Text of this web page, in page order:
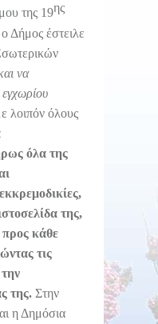
της 19ης
Δήμος έστειλε
να
εγχωρίου
λοιπόν όλους
όλα της
της,
προς κάθε
τις
της. Στην
η Δημόσια